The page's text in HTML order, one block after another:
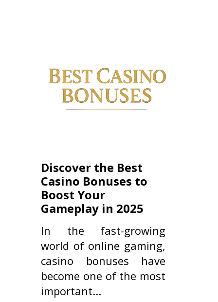
Discover the Best
Casino Bonuses to
Boost Your
Gameplay in 2025
In the fast-growing
world of online gaming,
casino bonuses have
become one of the most
important...